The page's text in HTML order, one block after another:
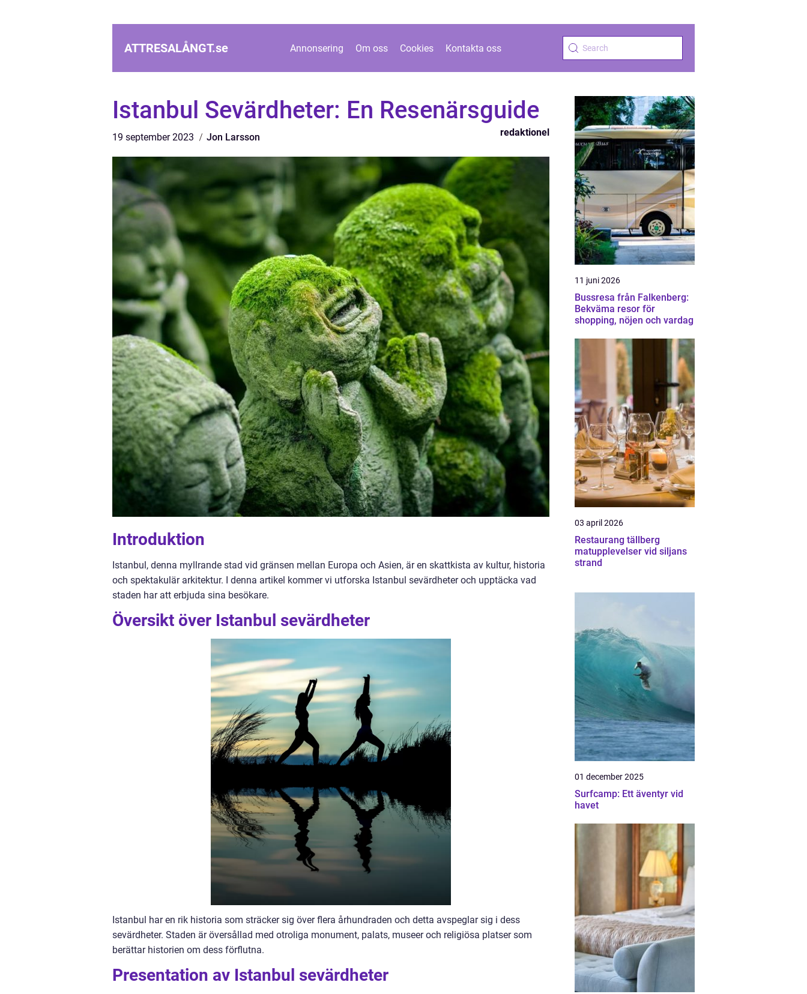
ATTRESALÅNGT.se Annonsering Om oss Cookies Kontakta oss
Istanbul Sevärdheter: En Resenärsguide
19 september 2023 Jon Larsson redaktionel
Introduktion
Istanbul, denna myllrande stad vid gränsen mellan Europa och Asien, är en skattkista av kultur, historia
och spektakulär arkitektur. I denna artikel kommer vi utforska Istanbul sevärdheter och upptäcka vad
staden har att erbjuda sina besökare.
Översikt över Istanbul sevärdheter
Istanbul har en rik historia som sträcker sig över flera århundraden och detta avspeglar sig i dess
sevärdheter. Staden är översållad med otroliga monument, palats, museer och religiösa platser som
berättar historien om dess förflutna.
Presentation av Istanbul sevärdheter
11 juni 2026
Bussresa från Falkenberg:
Bekväma resor för
shopping, nöjen och vardag
03 april 2026
Restaurang tällberg
matupplevelser vid siljans
strand
01 december 2025
Surfcamp: Ett äventyr vid
havet